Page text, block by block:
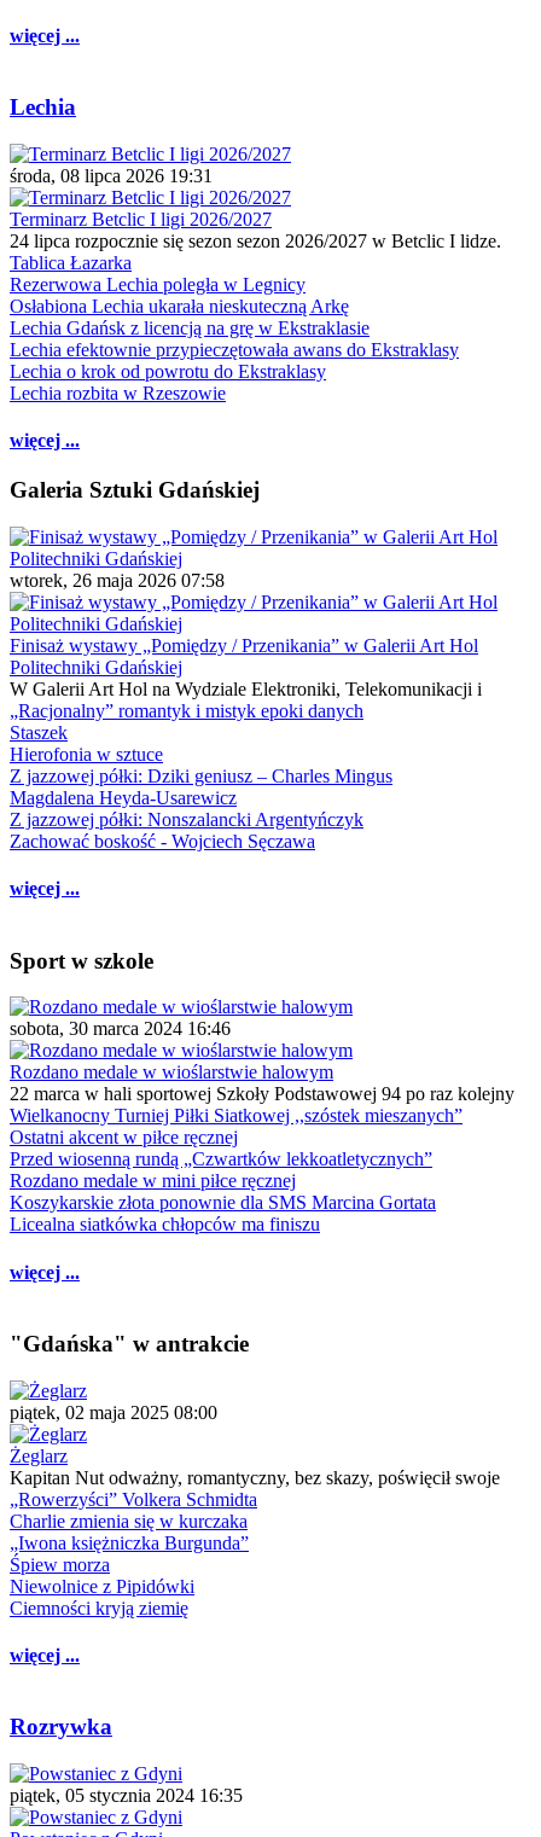
więcej ...
Lechia
środa, 08 lipca 2026 19:31
Terminarz Betclic I ligi 2026/2027
24 lipca rozpocznie się sezon sezon 2026/2027 w Betclic I lidze.
Tablica Łazarka
Rezerwowa Lechia poległa w Legnicy
Osłabiona Lechia ukarała nieskuteczną Arkę
Lechia Gdańsk z licencją na grę w Ekstraklasie
Lechia efektownie przypieczętowała awans do Ekstraklasy
Lechia o krok od powrotu do Ekstraklasy
Lechia rozbita w Rzeszowie
więcej ...
Galeria Sztuki Gdańskiej
wtorek, 26 maja 2026 07:58
Finisaż wystawy „Pomiędzy / Przenikania” w Galerii Art Hol
Politechniki Gdańskiej
W Galerii Art Hol na Wydziale Elektroniki, Telekomunikacji i
„Racjonalny” romantyk i mistyk epoki danych
Staszek
Hierofonia w sztuce
Z jazzowej półki: Dziki geniusz – Charles Mingus
Magdalena Heyda-Usarewicz
Z jazzowej półki: Nonszalancki Argentyńczyk
Zachować boskość - Wojciech Sęczawa
więcej ...
Sport w szkole
sobota, 30 marca 2024 16:46
Rozdano medale w wioślarstwie halowym
22 marca w hali sportowej Szkoły Podstawowej 94 po raz kolejny
Wielkanocny Turniej Piłki Siatkowej ,,szóstek mieszanych”
Ostatni akcent w piłce ręcznej
Przed wiosenną rundą „Czwartków lekkoatletycznych”
Rozdano medale w mini piłce ręcznej
Koszykarskie złota ponownie dla SMS Marcina Gortata
Licealna siatkówka chłopców ma finiszu
więcej ...
"Gdańska" w antrakcie
piątek, 02 maja 2025 08:00
Żeglarz
Kapitan Nut odważny, romantyczny, bez skazy, poświęcił swoje
„Rowerzyści” Volkera Schmidta
Charlie zmienia się w kurczaka
„Iwona księżniczka Burgunda”
Śpiew morza
Niewolnice z Pipidówki
Ciemności kryją ziemię
więcej ...
Rozrywka
piątek, 05 stycznia 2024 16:35